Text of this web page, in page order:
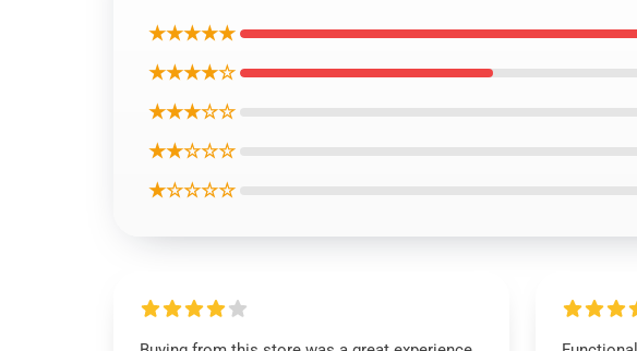
★★★★★
★★★★☆
★★★☆☆
★★☆☆☆
★☆☆☆☆